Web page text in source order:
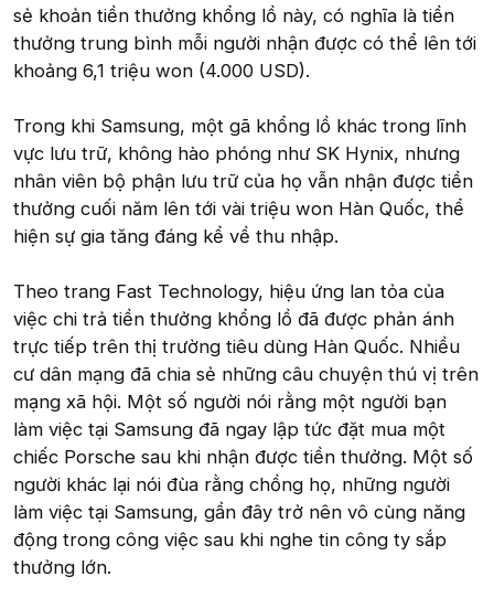
sẻ khoản tiền thưởng khổng lồ này, có nghĩa là tiền
thưởng trung bình mỗi người nhận được có thể lên tới
khoảng 6,1 triệu won (4.000 USD).
Trong khi Samsung, một gã khổng lồ khác trong lĩnh
vực lưu trữ, không hào phóng như SK Hynix, nhưng
nhân viên bộ phận lưu trữ của họ vẫn nhận được tiền
thưởng cuối năm lên tới vài triệu won Hàn Quốc, thể
hiện sự gia tăng đáng kể về thu nhập.
Theo trang Fast Technology, hiệu ứng lan tỏa của
việc chi trả tiền thưởng khổng lồ đã được phản ánh
trực tiếp trên thị trường tiêu dùng Hàn Quốc. Nhiều
cư dân mạng đã chia sẻ những câu chuyện thú vị trên
mạng xã hội. Một số người nói rằng một người bạn
làm việc tại Samsung đã ngay lập tức đặt mua một
chiếc Porsche sau khi nhận được tiền thưởng. Một số
người khác lại nói đùa rằng chồng họ, những người
làm việc tại Samsung, gần đây trở nên vô cùng năng
động trong công việc sau khi nghe tin công ty sắp
thưởng lớn.